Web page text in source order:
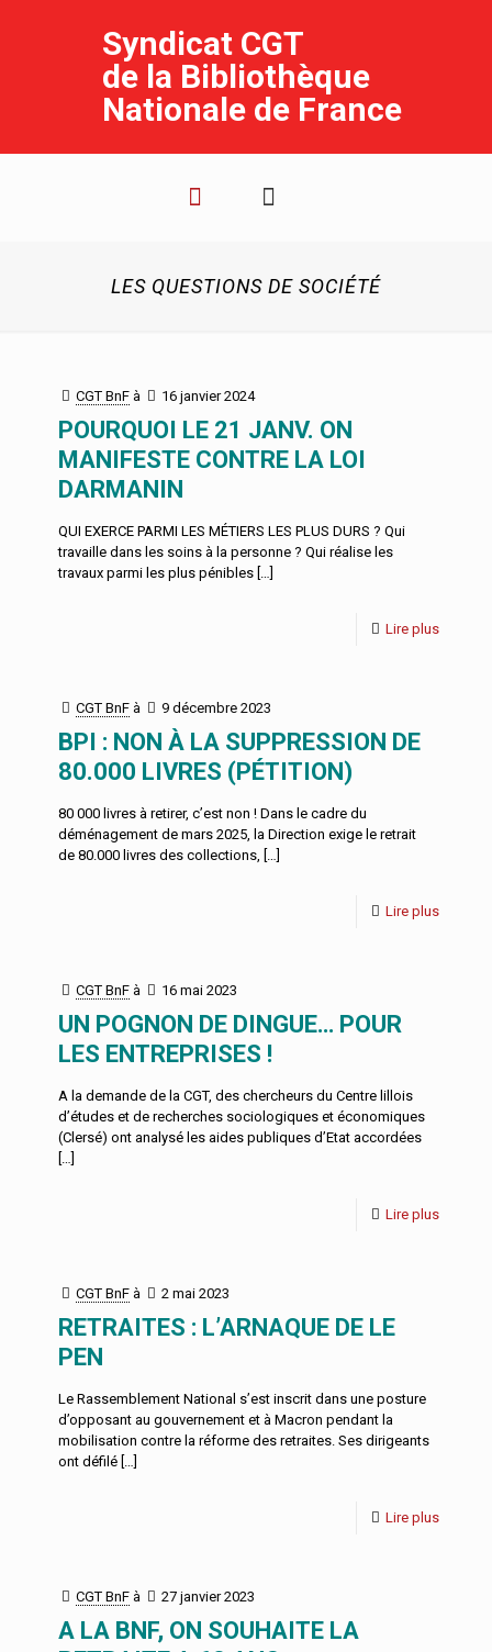
Syndicat CGT
de la Bibliothèque
Nationale de France
LES QUESTIONS DE SOCIÉTÉ
CGT BnF à 16 janvier 2024
POURQUOI LE 21 JANV. ON
MANIFESTE CONTRE LA LOI
DARMANIN
QUI EXERCE PARMI LES MÉTIERS LES PLUS DURS ? Qui
travaille dans les soins à la personne ? Qui réalise les
travaux parmi les plus pénibles […]
Lire plus
CGT BnF à 9 décembre 2023
BPI : NON À LA SUPPRESSION DE
80.000 LIVRES (PÉTITION)
80 000 livres à retirer, c’est non ! Dans le cadre du
déménagement de mars 2025, la Direction exige le retrait
de 80.000 livres des collections, […]
Lire plus
CGT BnF à 16 mai 2023
UN POGNON DE DINGUE… POUR
LES ENTREPRISES !
A la demande de la CGT, des chercheurs du Centre lillois
d’études et de recherches sociologiques et économiques
(Clersé) ont analysé les aides publiques d’Etat accordées
[…]
Lire plus
CGT BnF à 2 mai 2023
RETRAITES : L’ARNAQUE DE LE
PEN
Le Rassemblement National s’est inscrit dans une posture
d’opposant au gouvernement et à Macron pendant la
mobilisation contre la réforme des retraites. Ses dirigeants
ont défilé […]
Lire plus
CGT BnF à 27 janvier 2023
A LA BNF, ON SOUHAITE LA